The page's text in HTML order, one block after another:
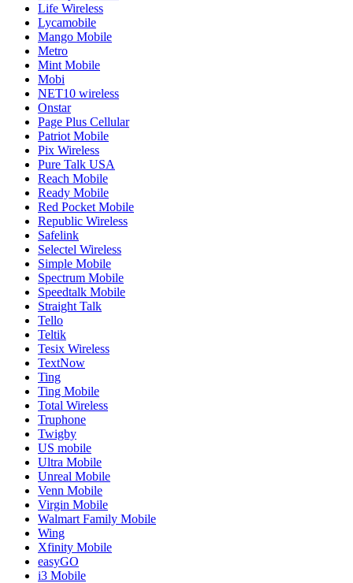
Life Wireless
Lycamobile
Mango Mobile
Metro
Mint Mobile
Mobi
NET10 wireless
Onstar
Page Plus Cellular
Patriot Mobile
Pix Wireless
Pure Talk USA
Reach Mobile
Ready Mobile
Red Pocket Mobile
Republic Wireless
Safelink
Selectel Wireless
Simple Mobile
Spectrum Mobile
Speedtalk Mobile
Straight Talk
Tello
Teltik
Tesix Wireless
TextNow
Ting
Ting Mobile
Total Wireless
Truphone
Twigby
US mobile
Ultra Mobile
Unreal Mobile
Venn Mobile
Virgin Mobile
Walmart Family Mobile
Wing
Xfinity Mobile
easyGO
i3 Mobile